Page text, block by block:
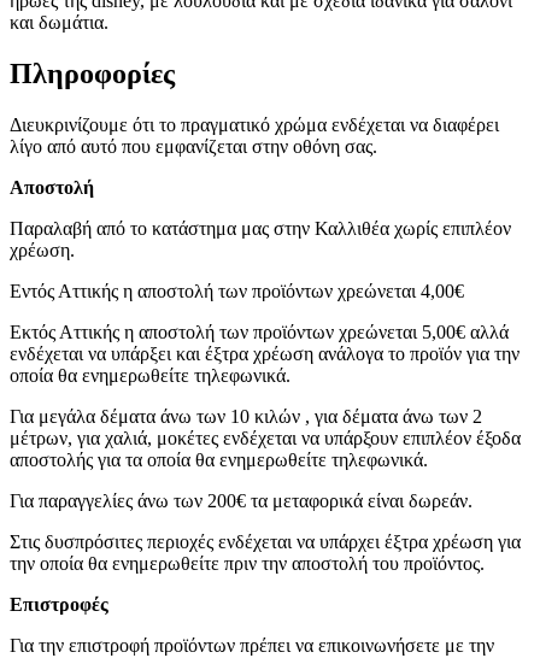
και δωμάτια.
Πληροφορίες
Διευκρινίζουμε ότι το πραγματικό χρώμα ενδέχεται να διαφέρει
λίγο από αυτό που εμφανίζεται στην οθόνη σας.
Αποστολή
Παραλαβή από το κατάστημα μας στην Καλλιθέα χωρίς επιπλέον
χρέωση.
Εντός Αττικής η αποστολή των προϊόντων χρεώνεται 4,00€
Εκτός Αττικής η αποστολή των προϊόντων χρεώνεται 5,00€ αλλά
ενδέχεται να υπάρξει και έξτρα χρέωση ανάλογα το προϊόν για την
οποία θα ενημερωθείτε τηλεφωνικά.
Για μεγάλα δέματα άνω των 10 κιλών , για δέματα άνω των 2
μέτρων, για χαλιά, μοκέτες ενδέχεται να υπάρξουν επιπλέον έξοδα
αποστολής για τα οποία θα ενημερωθείτε τηλεφωνικά.
Για παραγγελίες άνω των 200€ τα μεταφορικά είναι δωρεάν.
Στις δυσπρόσιτες περιοχές ενδέχεται να υπάρχει έξτρα χρέωση για
την οποία θα ενημερωθείτε πριν την αποστολή του προϊόντος.
Επιστροφές
Για την επιστροφή προϊόντων πρέπει να επικοινωνήσετε με την